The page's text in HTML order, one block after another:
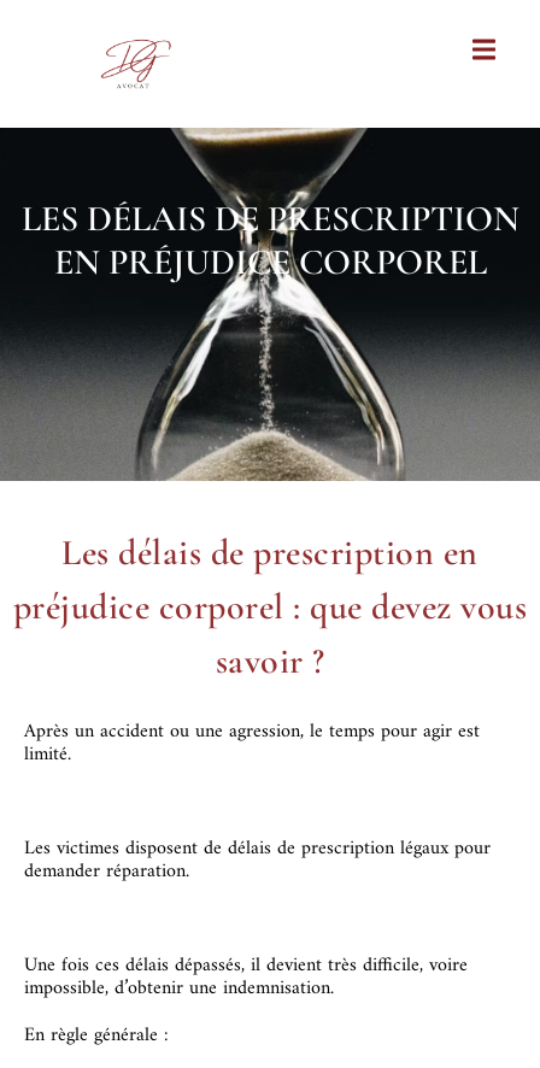
LES DÉLAIS DE PRESCRIPTION
EN PRÉJUDICE CORPOREL
Les délais de prescription en
préjudice corporel : que devez vous
savoir ?
Après un accident ou une agression, le temps pour agir est
limité.
Les victimes disposent de délais de prescription légaux pour
demander réparation.
Une fois ces délais dépassés, il devient très difficile, voire
impossible, d’obtenir une indemnisation.
En règle générale :